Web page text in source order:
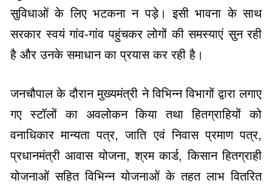
सुविधाओं के लिए भटकना न पड़े। इसी भावना के साथ
सरकार स्वयं गांव-गांव पहुंचकर लोगों की समस्याएं सुन रही
है और उनके समाधान का प्रयास कर रही है।
जनचौपाल के दौरान मुख्यमंत्री ने विभिन्न विभागों द्वारा लगाए
गए स्टॉलों का अवलोकन किया तथा हितग्राहियों को
वनाधिकार मान्यता पत्र, जाति एवं निवास प्रमाण पत्र,
प्रधानमंत्री आवास योजना, श्रम कार्ड, किसान हितग्राही
योजनाओं सहित विभिन्न योजनाओं के तहत लाभ वितरित